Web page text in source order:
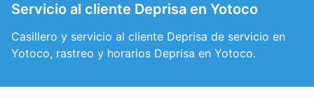
Servicio al cliente Deprisa en Yotoco
Casillero y servicio al cliente Deprisa de servicio en
Yotoco, rastreo y horarios Deprisa en Yotoco.